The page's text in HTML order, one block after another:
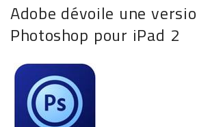
Adobe dévoile une
Photoshop pour iPad 2